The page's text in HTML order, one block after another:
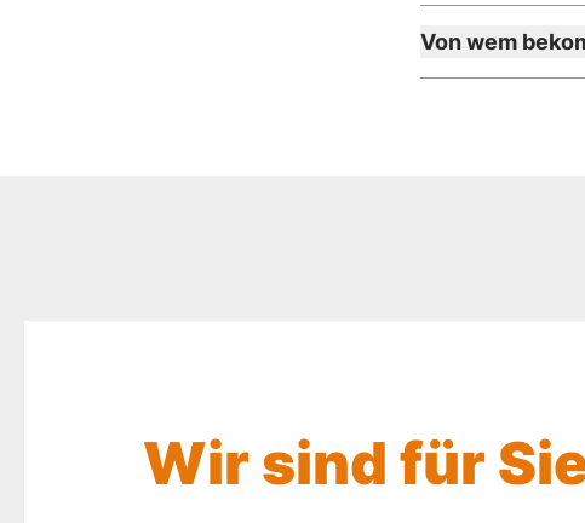
Von wem
Wir sind für